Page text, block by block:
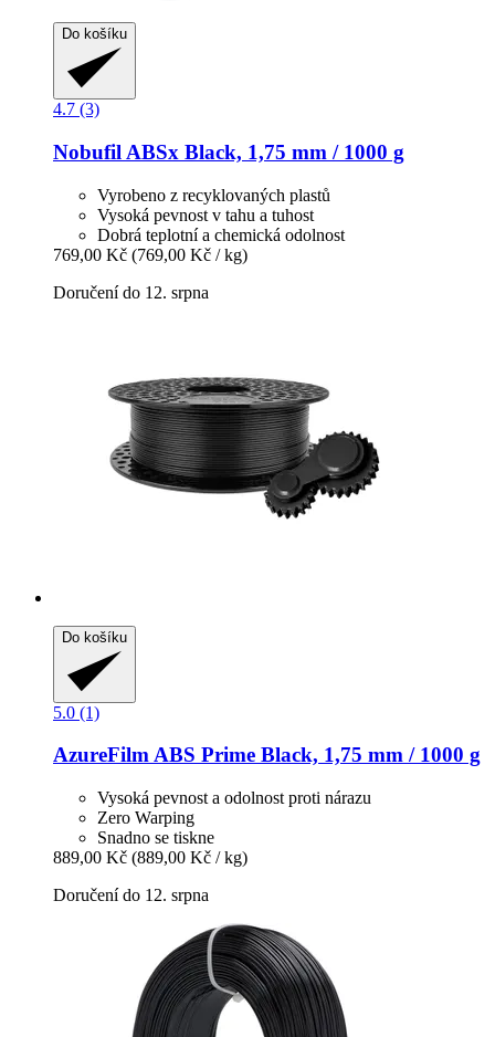
Do košíku
4.7 (3)
Nobufil ABSx Black, 1,75 mm / 1000 g
Vyrobeno z recyklovaných plastů
Vysoká pevnost v tahu a tuhost
Dobrá teplotní a chemická odolnost
769,00 Kč (769,00 Kč / kg)
Doručení do 12. srpna
Do košíku
5.0 (1)
AzureFilmABS Prime Black, 1,75 mm / 1000 g
Vysoká pevnost a odolnost proti nárazu
Zero Warping
Snadno se tiskne
889,00 Kč (889,00 Kč / kg)
Doručení do 12. srpna